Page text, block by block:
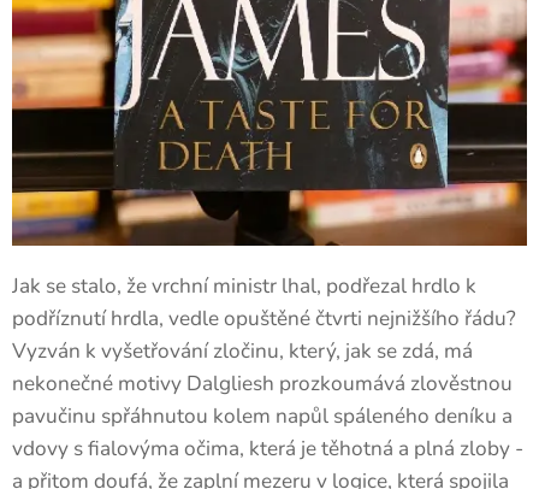
Jak se stalo, že vrchní ministr lhal, podřezal hrdlo k
podříznutí hrdla, vedle opuštěné čtvrti nejnižšího řádu?
Vyzván k vyšetřování zločinu, který, jak se zdá, má
nekonečné motivy Dalgliesh prozkoumává zlověstnou
pavučinu spřáhnutou kolem napůl spáleného deníku a
vdovy s fialovýma očima, která je těhotná a plná zloby -
a přitom doufá, že zaplní mezeru v logice, která spojila